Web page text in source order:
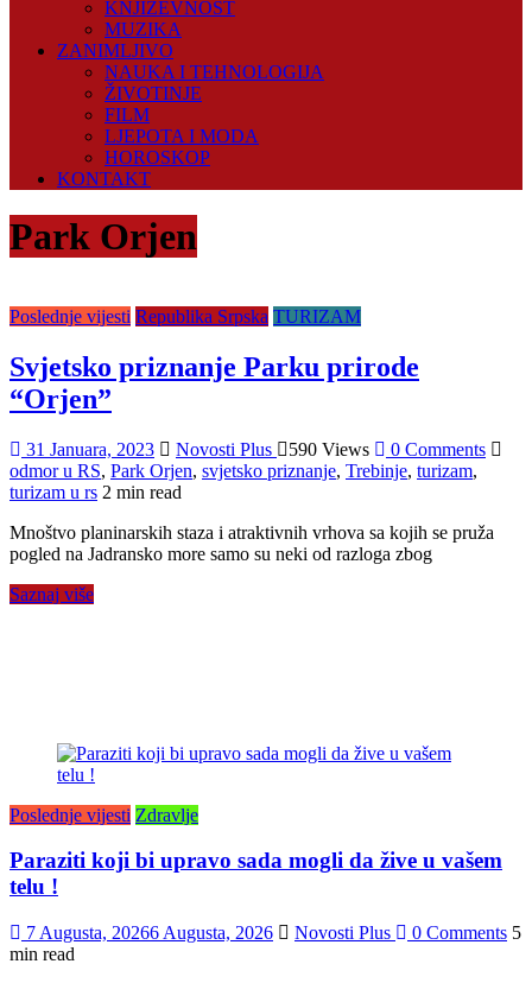
KNJIŽEVNOST
MUZIKA
ZANIMLJIVO
NAUKA I TEHNOLOGIJA
ŽIVOTINJE
FILM
LJEPOTA I MODA
HOROSKOP
KONTAKT
Park Orjen
Poslednje vijesti Republika Srpska TURIZAM
Svjetsko priznanje Parku prirode
“Orjen”
31 Januara, 2023 Novosti Plus 590 Views
0 Comments
odmor u RS, Park Orjen, svjetsko priznanje, Trebinje, turizam,
turizam u rs 2 min read
Mnoštvo planinarskih staza i atraktivnih vrhova sa kojih se pruža
pogled na Јadransko more samo su neki od razloga zbog
Saznaj više
Poslednje vijesti Zdravlje
Paraziti koji bi upravo sada mogli da žive u vašem
telu !
7 Augusta, 20266 Augusta, 2026 Novosti Plus 0 Comments 5
min read